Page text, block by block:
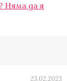
Няма да я
23.02.2023